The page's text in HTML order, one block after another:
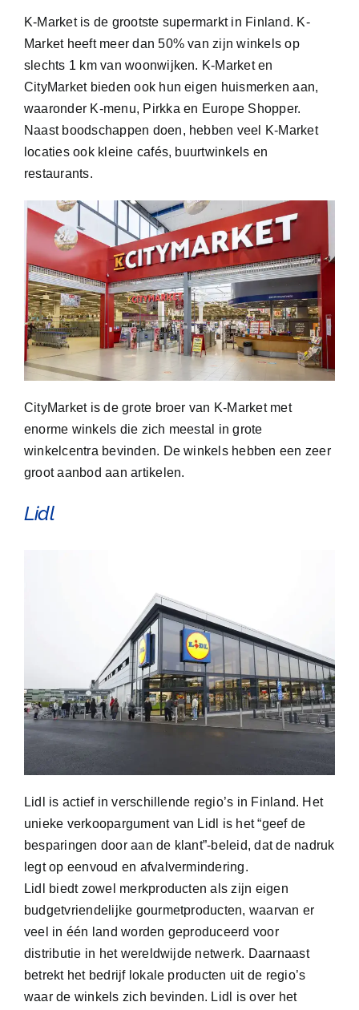
K-Market is de grootste supermarkt in Finland. K-
Market heeft meer dan 50% van zijn winkels op
slechts 1 km van woonwijken. K-Market en
CityMarket bieden ook hun eigen huismerken aan,
waaronder K-menu, Pirkka en Europe Shopper.
Naast boodschappen doen, hebben veel K-Market
locaties ook kleine cafés, buurtwinkels en
restaurants.
CityMarket is de grote broer van K-Market met
enorme winkels die zich meestal in grote
winkelcentra bevinden. De winkels hebben een zeer
groot aanbod aan artikelen.
Lidl
Lidl is actief in verschillende regio’s in Finland. Het
unieke verkoopargument van Lidl is het “geef de
besparingen door aan de klant”-beleid, dat de nadruk
legt op eenvoud en afvalvermindering.
Lidl biedt zowel merkproducten als zijn eigen
budgetvriendelijke gourmetproducten, waarvan er
veel in één land worden geproduceerd voor
distributie in het wereldwijde netwerk. Daarnaast
betrekt het bedrijf lokale producten uit de regio’s
waar de winkels zich bevinden. Lidl is over het